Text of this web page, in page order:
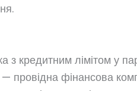
кредитним лімітом у
фінансова